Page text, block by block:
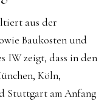
aus der
Baukosten und
IW zeigt, dass in den
Köln,
Stuttgart am Anfang